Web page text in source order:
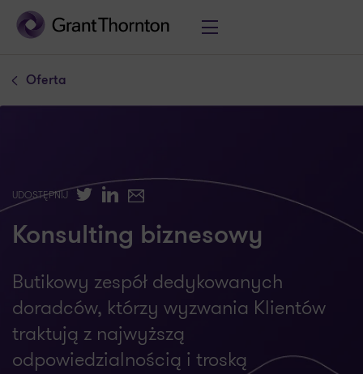
Oferta
UDOSTĘPNIJ TwitterLinkedIn
E-mail
Konsulting biznesowy
Butikowy zespół dedykowanych
doradców, którzy wyzwania Klientów
traktują z najwyższą
odpowiedzialnością i troską